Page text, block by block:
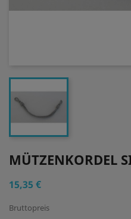
MÜTZENKORDEL
15,35 €
Bruttopreis